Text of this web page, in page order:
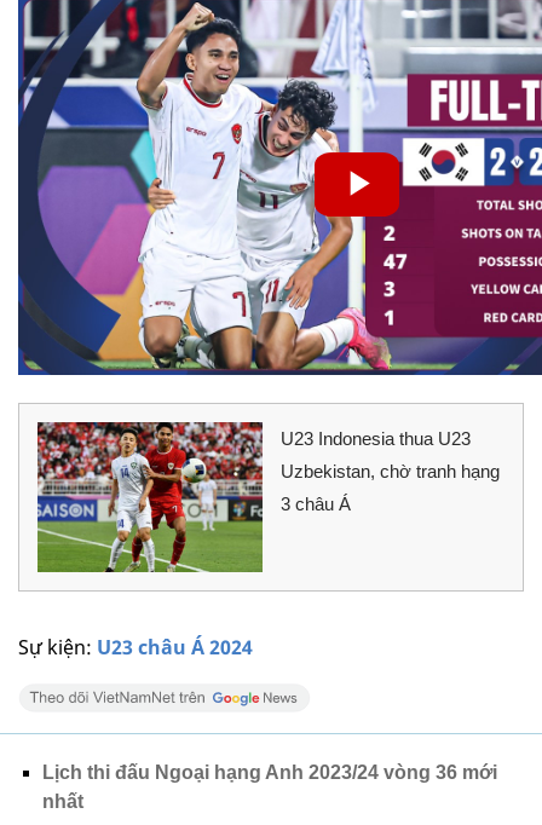
Sự kiện: U23 châu Á 2024
U23 Indonesia thua U23
Uzbekistan, chờ tranh hạng
3 châu Á
Lịch thi đấu Ngoại hạng Anh 2023/24 vòng 36 mới
nhất